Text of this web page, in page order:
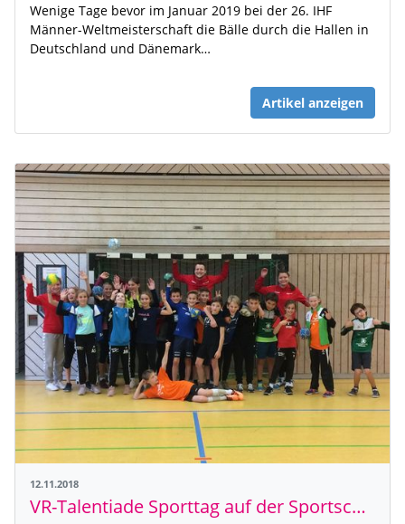
Wenige Tage bevor im Januar 2019 bei der 26. IHF
Männer-Weltmeisterschaft die Bälle durch die Hallen in
Deutschland und Dänemark…
Artikel anzeigen
12.11.2018
VR-Talentiade Sporttag auf der Sportschule Schöneck